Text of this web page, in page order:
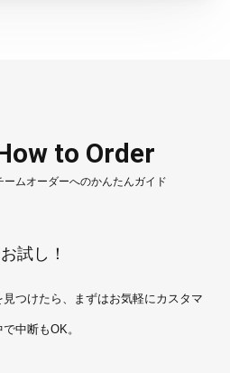
to Order
ームオーダーへのかんたんガイド
試し！
つけたら、
まずはお気軽にカスタマ
中断もOK。